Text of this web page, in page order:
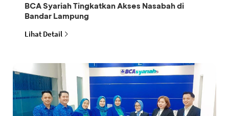
BCA Syariah Tingkatkan Akses Nasabah di
Bandar Lampung
Lihat Detail